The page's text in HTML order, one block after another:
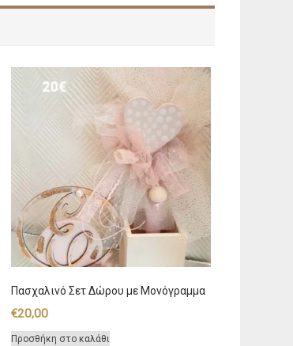
Πασχαλινό Σετ Δώρου με Μονόγραμμα
€20,00
Προσθήκη στο καλάθι